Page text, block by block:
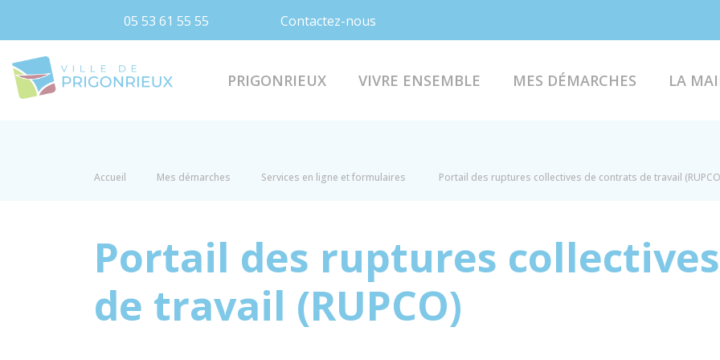
05 53 61 55 55 Contactez-nous
PRIGONRIEUX VIVRE ENSEMBLE MES DÉMARCHES LA
Accueil Mes démarches Services en ligne et formulaires Portail des ruptures collectives de contrats de travail
Portail des ruptures
de travail (RUPCO)